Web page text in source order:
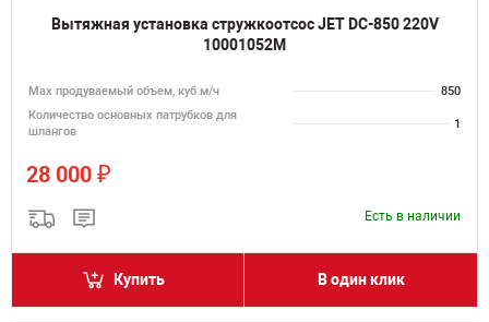
Вытяжная установка стружкоотсос JET DC-850 220V
10001052M
Мах продуваемый объем, куб.м/ч
850
Количество основных патрубков для
шлангов
1
28 000 ₽
Есть в наличии
Купить В один клик